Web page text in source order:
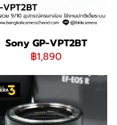
Sony GP-VPT2BT
฿1,890